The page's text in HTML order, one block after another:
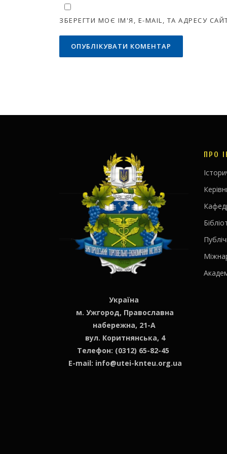
ЗБЕРЕГТИ МОЄ ІМ'Я, E-MAIL, ТА АДРЕСУ
Україна
м. Ужгород, Православна
набережна, 21-А
вул. Коритнянська, 4
Телефон: (0312) 65-82-45
E-mail: info@utei-knteu.org.ua
ПРО